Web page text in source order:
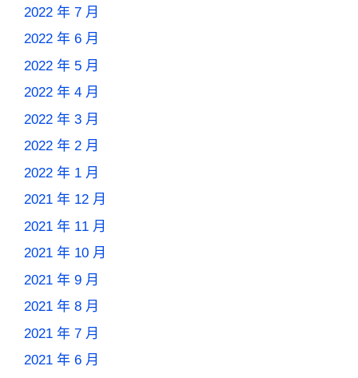
2022 年 7 月
2022 年 6 月
2022 年 5 月
2022 年 4 月
2022 年 3 月
2022 年 2 月
2022 年 1 月
2021 年 12 月
2021 年 11 月
2021 年 10 月
2021 年 9 月
2021 年 8 月
2021 年 7 月
2021 年 6 月